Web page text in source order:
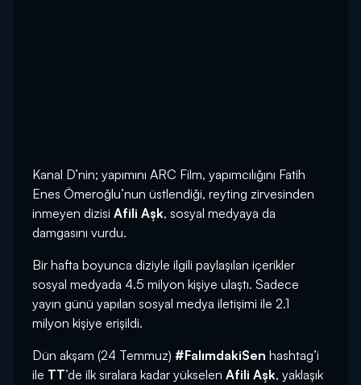
Kanal D’nin; yapımını ARC Film, yapımcılığını Fatih
Enes Ömeroğlu’nun üstlendiği, reyting zirvesinden
inmeyen dizisi Afili Aşk, sosyal medyaya da
damgasını vurdu.
Bir hafta boyunca diziyle ilgili paylaşılan içerikler
sosyal medyada 4.5 milyon kişiye ulaştı. Sadece
yayın günü yapılan sosyal medya iletişimi ile 2.1
milyon kişiye erişildi.
Dün akşam (24 Temmuz) #FalımdakiSen hashtag’i
ile TT’de ilk sıralara kadar yükselen Afili Aşk, yaklaşık